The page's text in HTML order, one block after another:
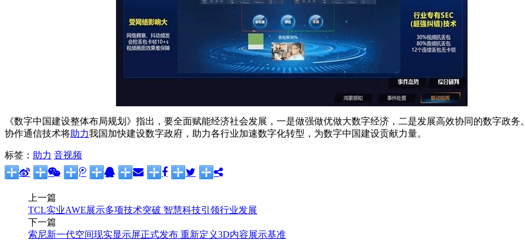
《数字中国建设整体布局规划》指出，要全面赋能经济社会发展，一是做强做优做大数字经济，二是发展高效协同的数字政务
协作通信技术将助力我国加快建设数字政府，助力各行业加速数字化转型，为数字中国建设贡献力量。
标签： 助力 音视频
上一篇
TCL实业AWE展示多项技术突破 智慧科技引领行业发展
下一篇
索尼新一代空间现实显示屏正式发布 重新定义3D内容展示基准